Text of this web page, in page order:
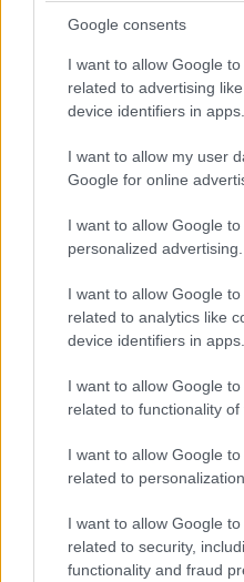
Google consents
I want to allow Google
related to advertising
device identifiers in apps.
I want to allow my user
Google for online
I want to allow Google
personalized advertising.
I want to allow Google
related to analytics like
device identifiers in apps.
I want to allow Google
related to functionality of
I want to allow Google
related to personalization.
I want to allow Google
related to security,
functionality and fraud
egyik barátnője a Borsnak
érte, hiszen teljesen eltűnt
Rubint Réka
Annyira aggódik értük.